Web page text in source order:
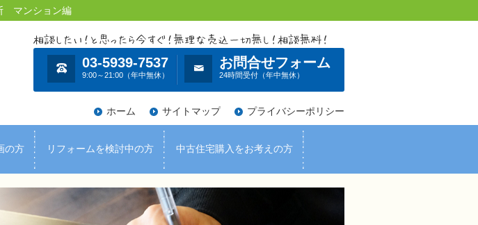
マンション編
03-5939-7537
9:00～21:00（年中無休）
お問合せフォーム
24時間受付（年中無休）
の方 リフォームを検討中の方 中古住宅購入をお考えの方
ホーム サイトマップ プライバシーポリシー